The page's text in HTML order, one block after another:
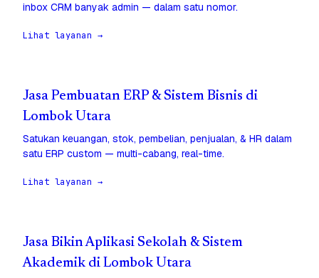
inbox CRM banyak admin — dalam satu nomor.
Lihat layanan →
Jasa Pembuatan ERP & Sistem Bisnis di
Lombok Utara
Satukan keuangan, stok, pembelian, penjualan, & HR dalam
satu ERP custom — multi-cabang, real-time.
Lihat layanan →
Jasa Bikin Aplikasi Sekolah & Sistem
Akademik di Lombok Utara